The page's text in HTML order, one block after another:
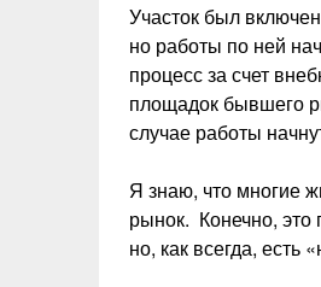
Участок был
но работы по ней
процесс за счет
площадок бывшего
случае работы
Я знаю, что многие
рынок. Конечно, это
но, как всегда, есть